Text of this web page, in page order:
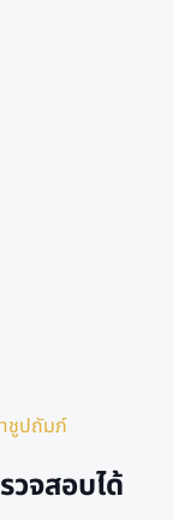
ชูปถัมภ์
วจสอบได้